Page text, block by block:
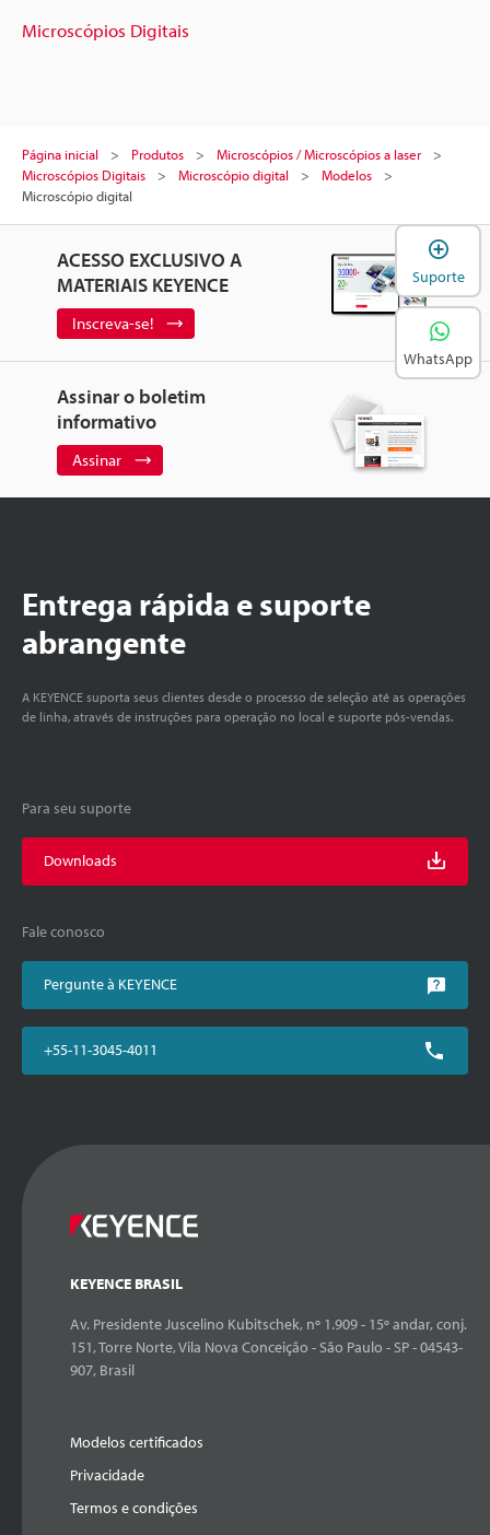
Microscópios Digitais
Página inicial Produtos
Microscópios / Microscópios a laser
Microscópios Digitais
Microscópio digital
Modelos
Microscópio digital
ACESSO EXCLUSIVO A
MATERIAIS KEYENCE
Inscreva-se!
Assinar o boletim
informativo
Assinar
Entrega rápida e suporte
abrangente
A KEYENCE suporta seus clientes desde o processo de seleção até as operações
de linha, através de instruções para operação no local e suporte pós-vendas.
Para seu suporte
Downloads
Fale conosco
Pergunte à KEYENCE
+55-11-3045-4011
KEYENCE BRASIL
Av. Presidente Juscelino Kubitschek, nº 1.909 - 15º andar, conj.
151, Torre Norte, Vila Nova Conceição - São Paulo - SP - 04543-
907, Brasil
Modelos certificados
Privacidade
Termos e condições
Suporte
WhatsApp